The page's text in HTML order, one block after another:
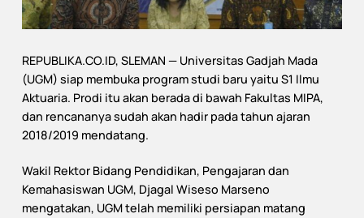
REPUBLIKA.CO.ID, SLEMAN — Universitas Gadjah Mada
(UGM) siap membuka program studi baru yaitu S1 Ilmu
Aktuaria. Prodi itu akan berada di bawah Fakultas MIPA,
dan rencananya sudah akan hadir pada tahun ajaran
2018/2019 mendatang.
Wakil Rektor Bidang Pendidikan, Pengajaran dan
Kemahasiswan UGM, Djagal Wiseso Marseno
mengatakan, UGM telah memiliki persiapan matang